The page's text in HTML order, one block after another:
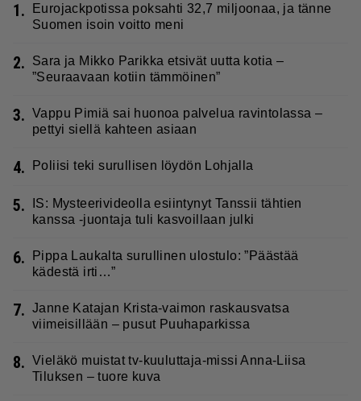
1.
Eurojackpotissa poksahti 32,7 miljoonaa, ja tänne
Suomen isoin voitto meni
2.
Sara ja Mikko Parikka etsivät uutta kotia –
”Seuraavaan kotiin tämmöinen”
3. Vappu Pimiä sai huonoa palvelua ravintolassa –
pettyi siellä kahteen asiaan
4. Poliisi teki surullisen löydön Lohjalla
5.
IS: Mysteerivideolla esiintynyt Tanssii tähtien
kanssa -juontaja tuli kasvoillaan julki
6.
Pippa Laukalta surullinen ulostulo: ”Päästää
kädestä irti…”
7. Janne Katajan Krista-vaimon raskausvatsa
viimeisillään – pusut Puuhaparkissa
8. Vieläkö muistat tv-kuuluttaja-missi Anna-Liisa
Tiluksen – tuore kuva